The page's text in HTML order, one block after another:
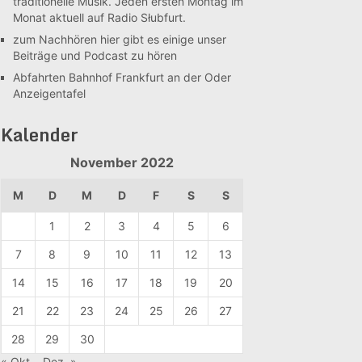
Monat aktuell auf Radio Słubfurt.
zum Nachhören hier gibt es einige unser
Beiträge und Podcast zu hören
Abfahrten Bahnhof Frankfurt an der Oder
Anzeigentafel
Kalender
November 2022
M D M D F S S
1 2 3 4 5 6
7 8 9 10 11 12 13
14 15 16 17 18 19 20
21 22 23 24 25 26 27
28 29
30